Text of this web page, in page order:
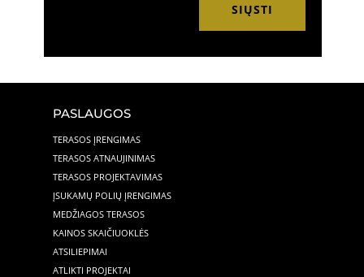
SIŲSTI
PASLAUGOS
TERASOS ĮRENGIMAS
TERASOS ATNAUJINIMAS
TERASOS PROJEKTAVIMAS
ĮSUKAMŲ POLIŲ ĮRENGIMAS
MEDŽIAGOS TERASOS
KAINOS SKAIČIUOKLĖS
ATSILIEPIMAI
ATLIKTI PROJEKTAI